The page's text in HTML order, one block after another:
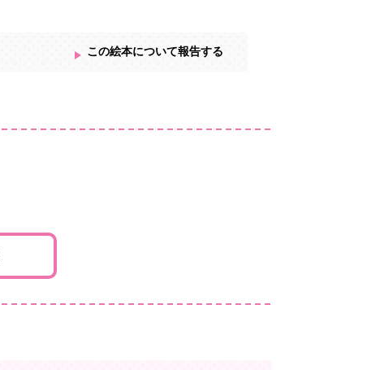
この絵本について報告する